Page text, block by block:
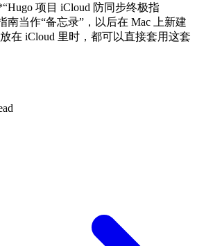
项目 iCloud 防同步终极指
南当作“备忘录”，以后在 Mac 上新建
在 iCloud 里时，都可以直接套用这套